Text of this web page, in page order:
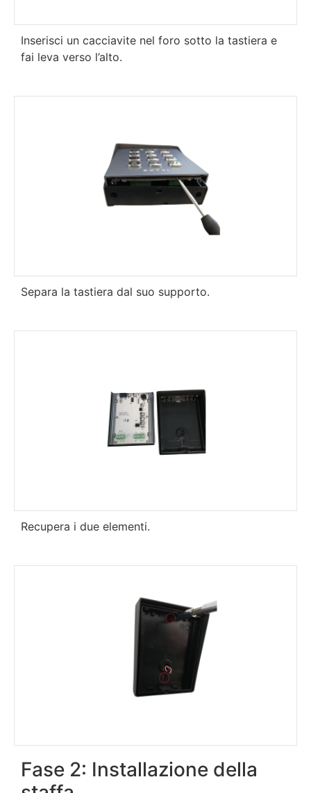
Inserisci un cacciavite nel foro sotto la tastiera e
fai leva verso l’alto.
Separa la tastiera dal suo supporto.
Recupera i due elementi.
Fase 2: Installazione della